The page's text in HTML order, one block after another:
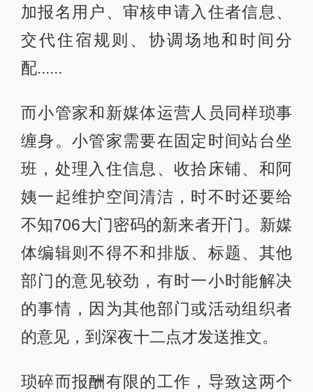
加报名用户、审核申请入住者信息、
交代住宿规则、协调场地和时间分
配......
而小管家和新媒体运营人员同样琐事
缠身。小管家需要在固定时间站台坐
班，处理入住信息、收拾床铺、和阿
姨一起维护空间清洁，时不时还要给
不知706大门密码的新来者开门。新媒
体编辑则不得不和排版、标题、其他
部门的意见较劲，有时一小时能解决
的事情，因为其他部门或活动组织者
的意见，到深夜十二点才发送推文。
琐碎而报酬有限的工作，导致这两个